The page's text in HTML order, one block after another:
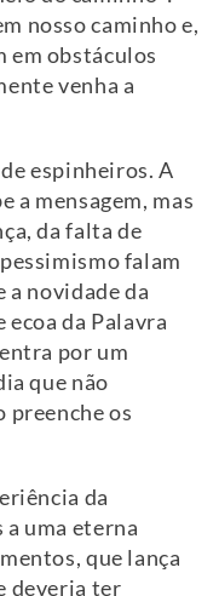
nosso caminho e,
em obstáculos
venha a
espinheiros. A
a mensagem, mas
da falta de
falam
a novidade da
ecoa da Palavra
por um
que não
preenche os
da
uma eterna
que lança
deveria ter